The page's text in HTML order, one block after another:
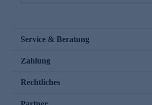
Service & Beratung
Zahlung
Rechtliches